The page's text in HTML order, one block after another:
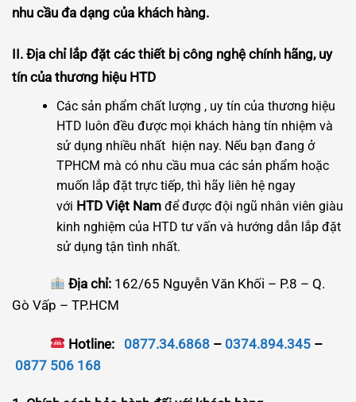
nhu cầu đa dạng của khách hàng.
II. Địa chỉ lắp đặt các thiết bị công nghệ chính hãng, uy
tín của thương hiệu HTD
Các sản phẩm chất lượng , uy tín của thương hiệu
HTD luôn đều được mọi khách hàng tín nhiệm và
sử dụng nhiều nhất hiện nay. Nếu bạn đang ở
TPHCM mà có nhu cầu mua các sản phẩm hoặc
muốn lắp đặt trực tiếp, thì hãy liên hệ ngay
với HTD Việt Namđể được đội ngũ nhân viên giàu
kinh nghiệm của HTD tư vấn và hướng dẫn lắp đặt
sử dụng tận tình nhất.
Địa chỉ: 162/65 Nguyễn Văn Khối – P.8 – Q.
Gò Vấp – TP.HCM
Hotline: 0877.34.6868 – 0374.894.345 –
0877 506 168